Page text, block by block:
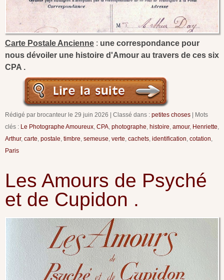
Carte Postale Ancienne : une correspondance pour
nous dévoiler une histoire d'Amour au travers de ces six
CPA .
Rédigé par brocanteur le 29 juin 2026 Classé dans : petites choses
Mots
clés : Le Photographe Amoureux CPA photographe histoire amour, Henriette
Arthur, carte postale timbre semeuse verte cachets identification cotation
Paris
Les Amours de Psyché
et de Cupidon .